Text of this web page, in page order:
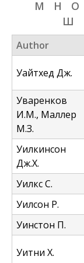
o
r
m
М Н О
Ш
Author
Уайтхед Дж.
Уваренков
И.М., Маллер
М.З.
Уилкинсон
Дж.Х.
Уилкс С.
Уилсон Р.
Уинстон П.
Уитни Х.